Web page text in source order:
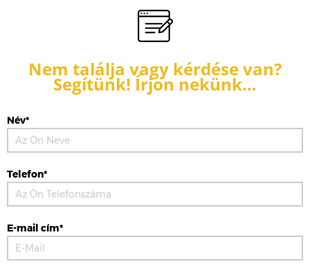
Nem találja vagy kérdése van?
Segítünk! Írjon nekünk…
Név*
Telefon*
E-mail cím*